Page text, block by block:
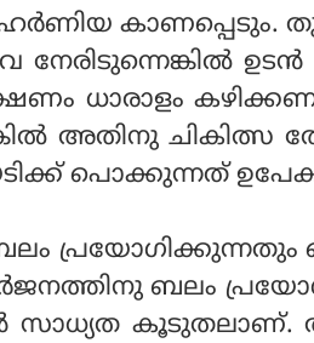
കാണപ്പെടും.
നേരിടുന്നെങ്കില്‍
ധാരാളം
അതിനു ചികിത്സ
പൊക്കുന്നത്
ബലം
സാധ്യത